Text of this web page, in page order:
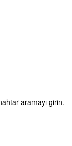
aramayı girin.